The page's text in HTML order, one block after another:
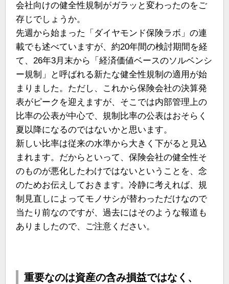
会社向けの健全性規制がガラッと変わったのをご
存じでしょうか。
先週から始まった「ダイヤモンド保険ラボ」の連
載でも述べていますが、約20年間の検討期間を経
て、26年3月末から「経済価値ベースのソルベンシ
ー規制」と呼ばれる新たな健全性規制の適用が始
まりました。ただし、これから保険会社の決算発
表がピークを迎えますが、そこでは内部管理上の
比率の公表が中心で、規制比率の公表はおそらく
夏以降になるのではないかと思います。
新しい比率は従来の水準から大きく下がると見込
まれます。だからといって、保険会社の健全性そ
のものが悪化したわけではないということを、念
のためお伝えしておきます。冷静に考えれば、規
制見直しによってモノサシが替わっただけなので
当たり前なのですが、過去にはそのような報道も
ありましたので、ご注意ください。
重要なのは資産の含み損益ではなく、